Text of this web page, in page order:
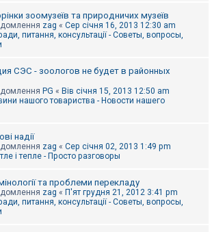
зоомузеїв та природничих музеїв
zag « Сер січня 16, 2013 12:30 am
питання, консультації - Советы, вопросы,
СЭС - зоологов не будет в районных
PG « Вів січня 15, 2013 12:50 am
нашого товариства - Новости нашего
надії
zag « Сер січня 02, 2013 1:49 pm
і тепле - Просто разговоры
та проблеми перекладу
zag « П'ят грудня 21, 2012 3:41 pm
питання, консультації - Советы, вопросы,